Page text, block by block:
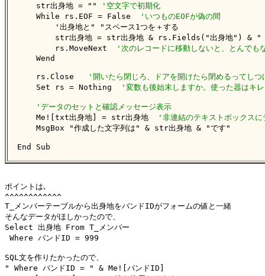
    str出身地 = ""
'空文字で初期化
    While rs.EOF = False
'いつものEOFが偽の間
        '出身地と" "スペース1つを＋する
str出身地 = str出身地 & rs.Fields("出身地") &
        rs.MoveNext
'次のレコードに移動しないと、とんでも
    Wend
    rs.Close
'開いたら閉じろ、ドアを開けたら閉めるってし
    Set rs = Nothing
'変数も後始末しますか。使った器はキ
'データのセットと確認メッセージ表示
    Me![txt出身地] = str出身地
'非連結のテキストボックスに
    MsgBox "作成した文字列は" & str出身地 & "です"
End Sub
ポイントは､
^^^^^^^^^^^^
T_メンバーテーブルから出身地をバンドIDがフォームの値と一緒
そんなデータがほしかったので、
Select 出身地 From T_メンバー
Where バンドID = 999
SQL文を作りたかったので、
" Where バンドID = " & Me![バンドID]